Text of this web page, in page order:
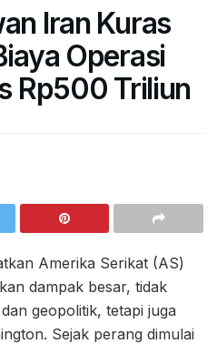
Iran Kuras
Operasi
Rp500 Triliun
Amerika Serikat (AS)
dampak besar, tidak
geopolitik, tetapi juga
Sejak perang dimulai